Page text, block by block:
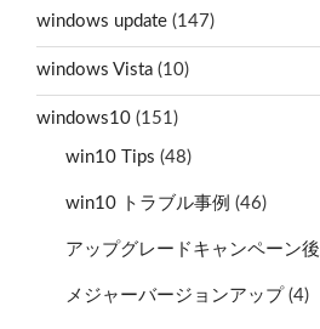
windows update (147)
windows Vista (10)
windows10 (151)
win10 Tips (48)
win10 トラブル事例 (46)
アップグレードキャンペーン後
メジャーバージョンアップ (4)